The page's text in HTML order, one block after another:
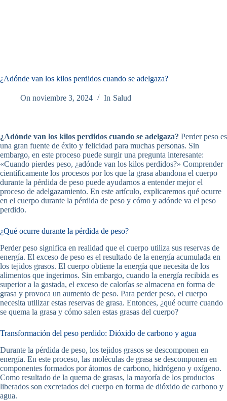
¿Adónde van los kilos perdidos cuando se adelgaza?
On noviembre 3, 2024 In Salud
¿Adónde van los kilos perdidos cuando se adelgaza? Perder peso es
una gran fuente de éxito y felicidad para muchas personas. Sin
embargo, en este proceso puede surgir una pregunta interesante:
«Cuando pierdes peso, ¿adónde van los kilos perdidos?» Comprender
científicamente los procesos por los que la grasa abandona el cuerpo
durante la pérdida de peso puede ayudarnos a entender mejor el
proceso de adelgazamiento. En este artículo, explicaremos qué ocurre
en el cuerpo durante la pérdida de peso y cómo y adónde va el peso
perdido.
¿Qué ocurre durante la pérdida de peso?
Perder peso significa en realidad que el cuerpo utiliza sus reservas de
energía. El exceso de peso es el resultado de la energía acumulada en
los tejidos grasos. El cuerpo obtiene la energía que necesita de los
alimentos que ingerimos. Sin embargo, cuando la energía recibida es
superior a la gastada, el exceso de calorías se almacena en forma de
grasa y provoca un aumento de peso. Para perder peso, el cuerpo
necesita utilizar estas reservas de grasa. Entonces, ¿qué ocurre cuando
se quema la grasa y cómo salen estas grasas del cuerpo?
Transformación del peso perdido: Dióxido de carbono y agua
Durante la pérdida de peso, los tejidos grasos se descomponen en
energía. En este proceso, las moléculas de grasa se descomponen en
componentes formados por átomos de carbono, hidrógeno y oxígeno.
Como resultado de la quema de grasas, la mayoría de los productos
liberados son excretados del cuerpo en forma de dióxido de carbono y
agua.